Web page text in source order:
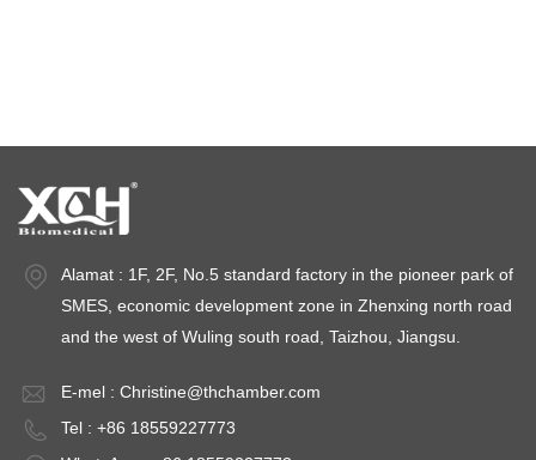
Alamat : 1F, 2F, No.5 standard factory in the pioneer park of
SMES, economic development zone in Zhenxing north road
and the west of Wuling south road, Taizhou, Jiangsu.
E-mel : Christine@thchamber.com
Tel : +86 18559227773